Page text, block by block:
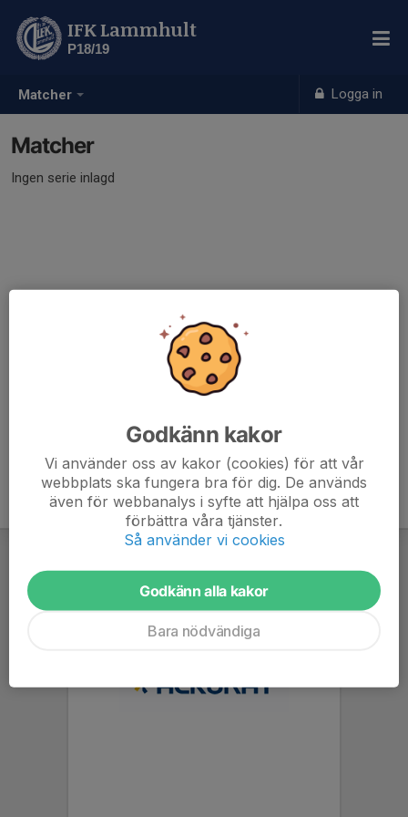
Matcher Logga in
IFK Lammhult
P18/19
Matcher
Ingen serie inlagd
Godkänn kakor
Vi använder oss av kakor (cookies) för att vår
webbplats ska fungera bra för dig. De används
även för webbanalys i syfte att hjälpa oss att
förbättra våra tjänster.
Så använder vi cookies
Godkänn alla kakor
Bara nödvändiga